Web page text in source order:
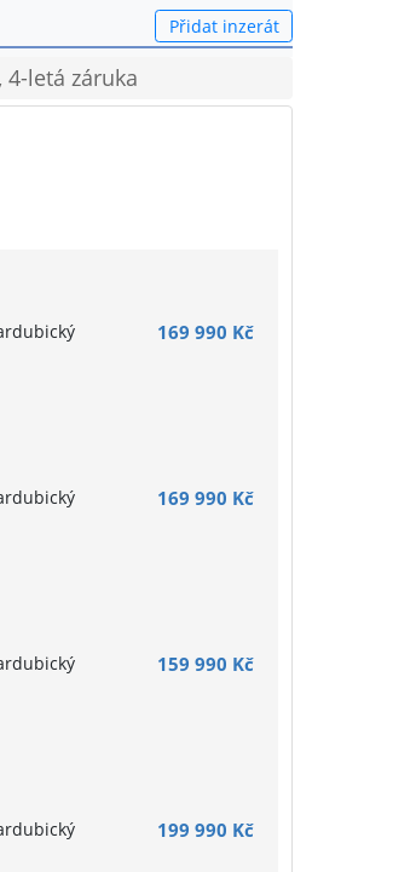
Přidat inzerát
4-letá záruka
169 990 Kč
169 990 Kč
159 990 Kč
199 990 Kč